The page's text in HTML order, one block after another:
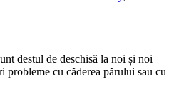
destul de deschisă la noi și noi
probleme cu căderea părului sau cu